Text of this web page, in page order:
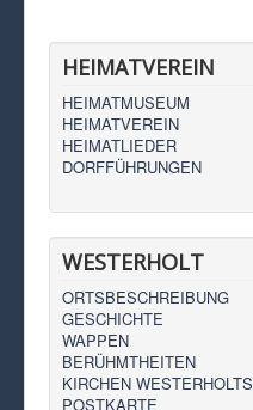
HEIMATVEREIN
HEIMATMUSEUM
HEIMATVEREIN
HEIMATLIEDER
DORFFÜHRUNGEN
WESTERHOLT
ORTSBESCHREIBUNG
GESCHICHTE
WAPPEN
BERÜHMTHEITEN
KIRCHEN WESTERHOLTS
POSTKARTE